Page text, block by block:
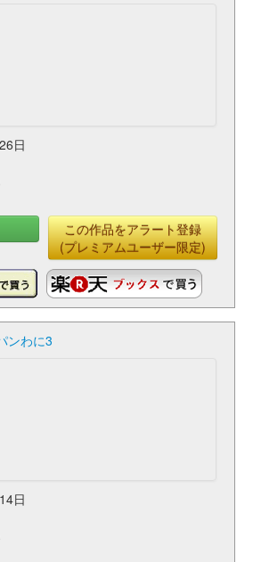
日
この作品をアラート登録
(プレミアムユーザー限定)
ンわに3
日